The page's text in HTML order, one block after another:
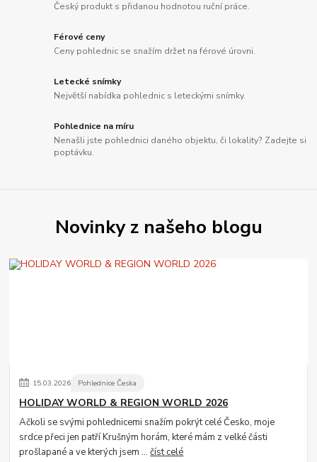
Český produkt s přidanou hodnotou ruční práce.
Férové ceny
Ceny pohlednic se snažím držet na férové úrovni.
Letecké snímky
Největší nabídka pohlednic s leteckými snímky.
Pohlednice na míru
Nenašli jste pohlednici daného objektu, či lokality? Zadejte si
poptávku.
Novinky z našeho blogu
15.03.2026 Pohlednice Česka
HOLIDAY WORLD & REGION WORLD 2026
Ačkoli se svými pohlednicemi snažím pokrýt celé Česko, moje
srdce přeci jen patří Krušným horám, které mám z velké části
prošlapané a ve kterých jsem ...číst celé